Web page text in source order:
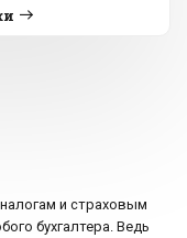
и страховым
бухгалтера. Ведь